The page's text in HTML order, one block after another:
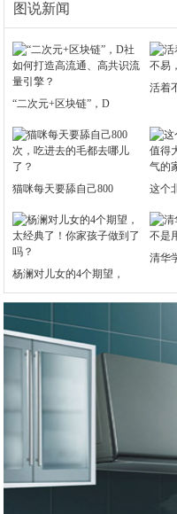
图说新闻
“二次元+区块链”，D
活着
猫咪每天要舔自己800 这个
杨澜对儿女的4个期望，
清华